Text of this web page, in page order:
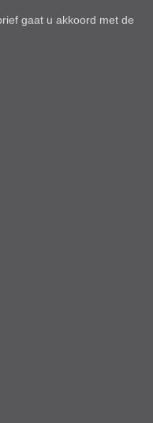
gaat u akkoord met de